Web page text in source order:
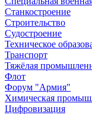
Станкостроение
Строительство
Судостроение
Техническое
Транспорт
Тяжёлая
Флот
Форум "Армия"
Химическая
Цифровизация